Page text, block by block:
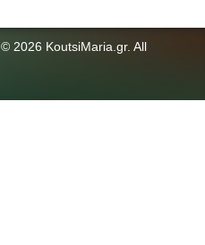
© 2026 KoutsiMaria.gr. All